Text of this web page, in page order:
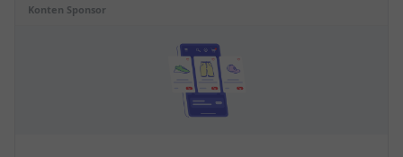
Konten Sponsor